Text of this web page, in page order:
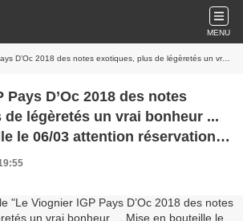
MENU
plus de légèretés un vrai bonheur ... Mise en bouteille le 06/03 attention réservation vivement conseillée. @Clos la Rivière - AOP Saint-Chinian
Pays D’Oc 2018 des notes
légèretés un vrai bonheur ...
le 06/03 attention réservation
@Clos la Rivière - AOP